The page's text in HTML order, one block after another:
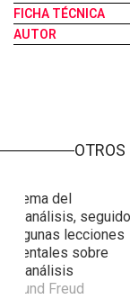
tal, la gran obra de
psíquica, la psique
FICHA TÉCNICA
AUTOR
OTROS
del
seguido
Algunas lecciones
sobre
Freud